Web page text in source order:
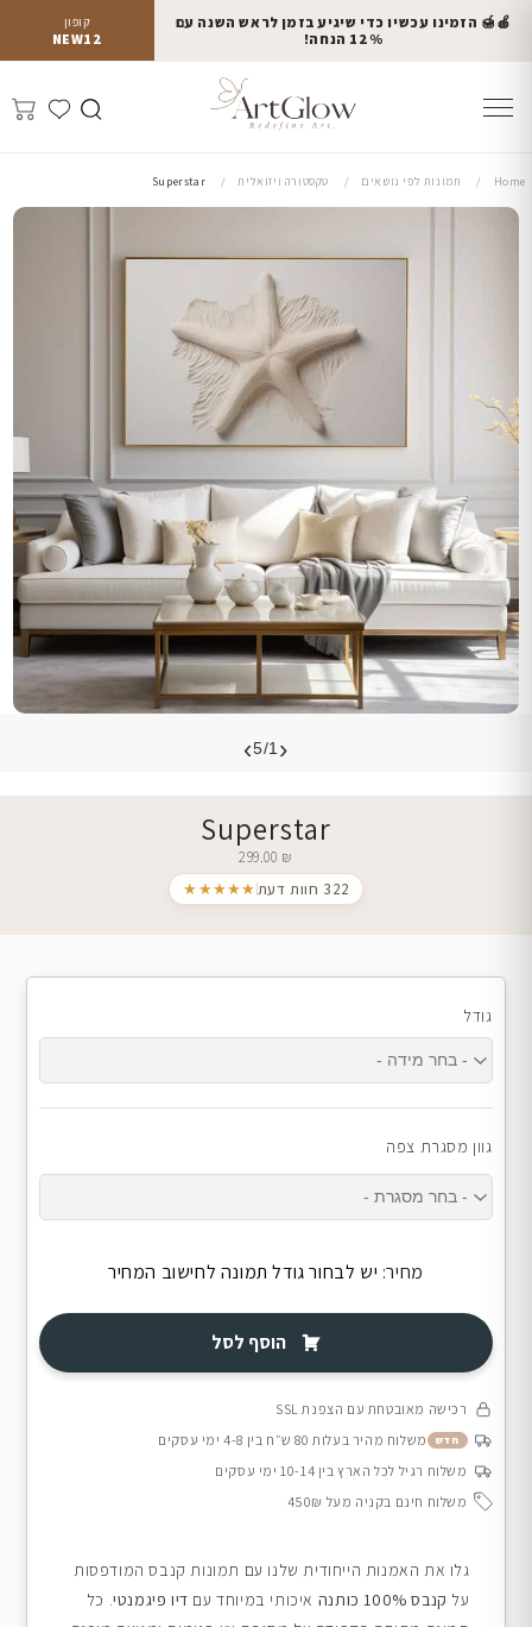
קופון
NEW12
🍎🍯 הזמינו עכשיו כדי שיגיע בזמן לראש השנה עם
12% הנחה!
Home תמונות לפי נושאים טקסטורה ויזואלית Superstar
‹
5/1
›
Superstar
299.00 ₪
★★★★★
322 חוות דעת
גודל
גוון מסגרת צפה
מחיר: יש לבחור גודל תמונה לחישוב המחיר
הוסף לסל
רכישה מאובטחת עם הצפנת SSL
חדש
משלוח מהיר בעלות 80 ש״ח בין 4-8 ימי עסקים
משלוח רגיל לכל הארץ בין 10-14 ימי עסקים
משלוח חינם בקניה מעל 450₪
גלו את האמנות הייחודית שלנו עם תמונות קנבס המודפסות
על קנבס 100% כותנה איכותי במיוחד עם דיו פיגמנטי. כל